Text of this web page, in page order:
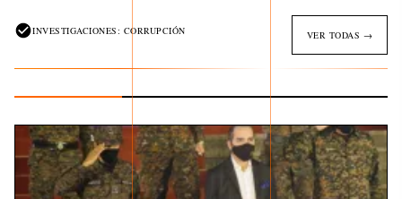
INVESTIGACIONES: CORRUPCIÓN VER TODAS →